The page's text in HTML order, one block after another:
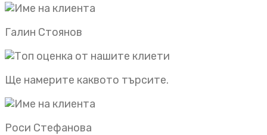
Галин Стоянов
Ще намерите каквото търсите.
Роси Стефанова